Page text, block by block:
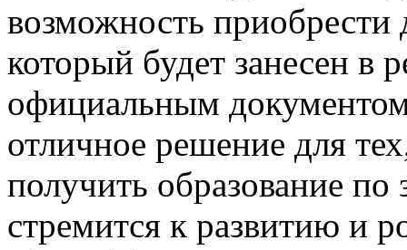
возможность
который будет занесен в
официальным
отличное решение для
получить образование
стремится к развитию и